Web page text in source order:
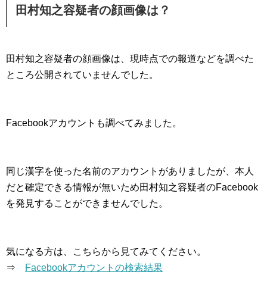
田村知之容疑者の顔画像は？
田村知之容疑者の顔画像は、現時点での報道などを調べた
ところ公開されていませんでした。
Facebookアカウントも調べてみました。
同じ漢字を使った名前のアカウントがありましたが、本人
だと確定できる情報が無いため田村知之容疑者のFacebook
を発見することができませんでした。
気になる方は、こちらから見てみてください。
⇒
Facebookアカウントの検索結果